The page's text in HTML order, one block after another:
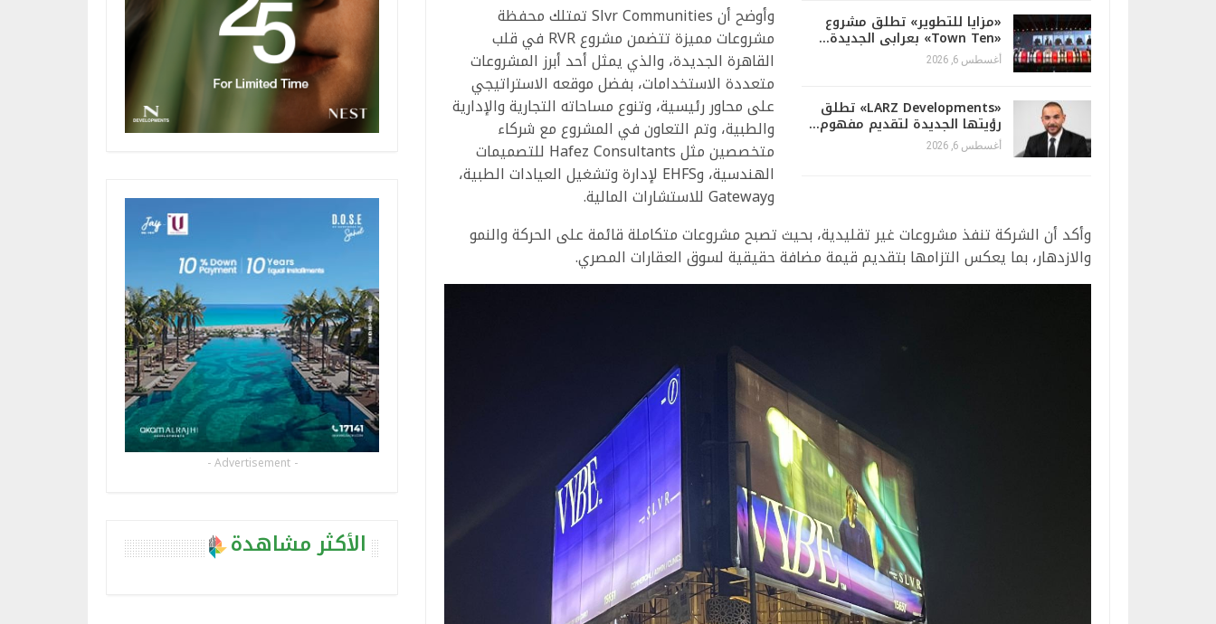
«مزايا للتطوير» تطلق مشروع
«Town Ten» بعرابى الجديدة…
أغسطس 6, 2026
«LARZ Developments» تطلق
رؤيتها الجديدة لتقديم مفهوم…
أغسطس 6, 2026
وأوضح أن Slvr Communities تمتلك محفظة
مشروعات مميزة تتضمن مشروع RVR في قلب
القاهرة الجديدة، والذي يمثل أحد أبرز المشروعات
متعددة الاستخدامات، بفضل موقعه الاستراتيجي
على محاور رئيسية، وتنوع مساحاته التجارية والإدارية
والطبية، وتم التعاون في المشروع مع شركاء
متخصصين مثل Hafez Consultants للتصميمات
الهندسية، وEHFS لإدارة وتشغيل العيادات الطبية،
وGateway للاستشارات المالية.
وأكد أن الشركة تنفذ مشروعات غير تقليدية، بحيث تصبح مشروعات متكاملة قائمة على الحركة والنمو
والازدهار، بما يعكس التزامها بتقديم قيمة مضافة حقيقية لسوق العقارات المصري.
- Advertisement -
الأكثر مشاهدة